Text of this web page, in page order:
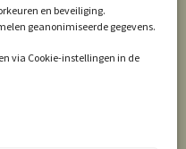
en beveiliging.
geanonimiseerde gegevens.
via Cookie-instellingen in de